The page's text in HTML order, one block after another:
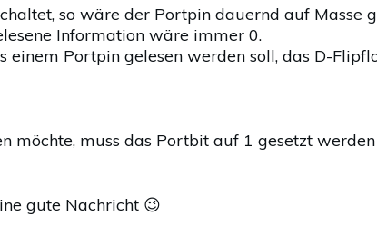
so wäre der Portpin dauernd auf Masse
Information wäre immer 0.
einem Portpin gelesen werden soll, das D-
möchte, muss das Portbit auf 1 gesetzt werden
gute Nachricht 😉